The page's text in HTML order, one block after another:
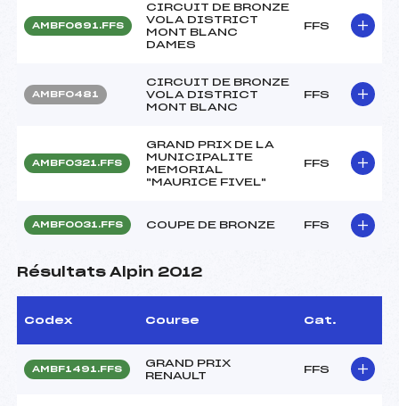
AMBF0691.FFS
CIRCUIT DE BRONZE
VOLA DISTRICT
MONT BLANC
DAMES
FFS
AMBF0481
CIRCUIT DE BRONZE
VOLA DISTRICT
MONT BLANC
FFS
AMBF0321.FFS
GRAND PRIX DE LA
MUNICIPALITE
MEMORIAL
"MAURICE FIVEL"
FFS
AMBF0031.FFS COUPE DE BRONZE FFS
Résultats Alpin 2012
Codex Course Cat.
AMBF1491.FFS
GRAND PRIX
RENAULT
FFS